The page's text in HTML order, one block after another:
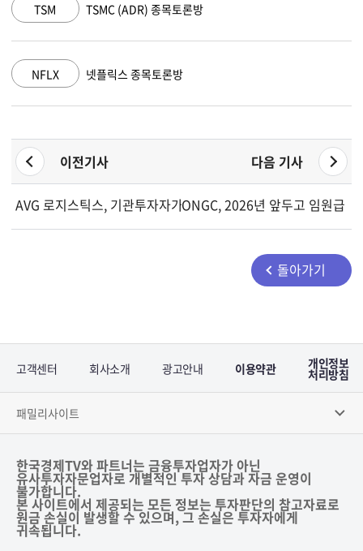
AMZN 아마존 닷컴 종목토론방
GOOGL 알파벳 A 종목토론방
이전기사 다음 기사
AVG 로지스틱스, 기관투자자가 프로모터 포기 지분 전량 인수
ONGC, 2026년 앞두고 임원급
돌아가기
고객센터 회사소개 광고안내 이용약관 개인정보
처리방침
패밀리사이트
한국경제TV와 파트너는 금융투자업자가 아닌
유사투자자문업자로 개별적인 투자 상담과 자금 운영이
불가합니다.
본 사이트에서 제공되는 모든 정보는 투자판단의 참고자료로
원금 손실이 발생할 수 있으며, 그 손실은 투자자에게
귀속됩니다.